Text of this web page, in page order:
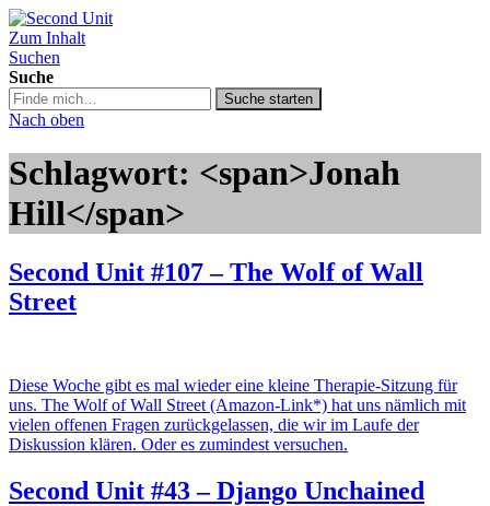
Second Unit
Zum Inhalt
Suchen
Suche
Suche
in
podcast.de/
Suche starten
Nach oben
Schlagwort: <span>Jonah
Hill</span>
Second Unit #107 – The Wolf of Wall
Street
Diese Woche gibt es mal wieder eine kleine Therapie-Sitzung für
uns. The Wolf of Wall Street (Amazon-Link*) hat uns nämlich mit
vielen offenen Fragen zurückgelassen, die wir im Laufe der
Diskussion klären. Oder es zumindest versuchen.
Second Unit #43 – Django Unchained